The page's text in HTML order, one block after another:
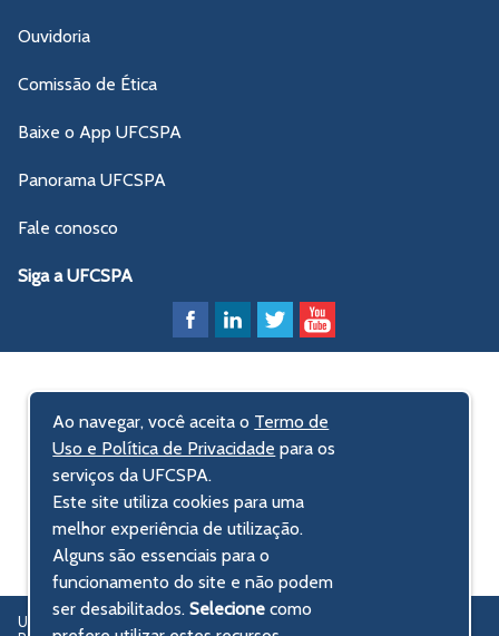
Ouvidoria
Comissão de Ética
Baixe o App UFCSPA
Panorama UFCSPA
Fale conosco
Siga a UFCSPA
UFCSPA – Universidade Federal de Ciências da Saúde de Porto Alegre
Ao navegar, você aceita o Termo de
Uso e Política de Privacidade para os
serviços da UFCSPA.
Este site utiliza cookies para uma
melhor experiência de utilização.
Alguns são essenciais para o
funcionamento do site e não podem
ser desabilitados.Selecionecomo